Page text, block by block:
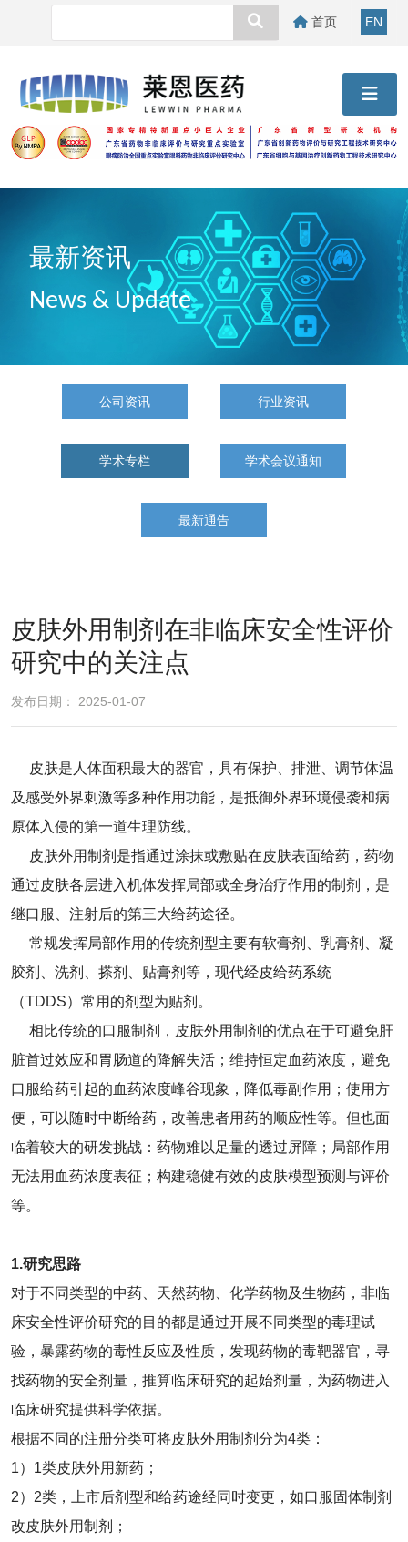
首页 EN
最新资讯
News & Update
公司资讯 行业资讯
学术专栏 学术会议通知
最新通告
皮肤外用制剂在非临床安全性评价
研究中的关注点
发布日期： 2025-01-07
皮肤是人体面积最大的器官，具有保护、排泄、调节体温
及感受外界刺激等多种作用功能，是抵御外界环境侵袭和病
原体入侵的第一道生理防线。
皮肤外用制剂是指通过涂抹或敷贴在皮肤表面给药，药物
通过皮肤各层进入机体发挥局部或全身治疗作用的制剂，是
继口服、注射后的第三大给药途径。
常规发挥局部作用的传统剂型主要有软膏剂、乳膏剂、凝
胶剂、洗剂、搽剂、贴膏剂等，现代经皮给药系统
（TDDS）常用的剂型为贴剂。
相比传统的口服制剂，皮肤外用制剂的优点在于可避免肝
脏首过效应和胃肠道的降解失活；维持恒定血药浓度，避免
口服给药引起的血药浓度峰谷现象，降低毒副作用；使用方
便，可以随时中断给药，改善患者用药的顺应性等。但也面
临着较大的研发挑战：药物难以足量的透过屏障；局部作用
无法用血药浓度表征；构建稳健有效的皮肤模型预测与评价
等。
1.研究思路
对于不同类型的中药、天然药物、化学药物及生物药，非临
床安全性评价研究的目的都是通过开展不同类型的毒理试
验，暴露药物的毒性反应及性质，发现药物的毒靶器官，寻
找药物的安全剂量，推算临床研究的起始剂量，为药物进入
临床研究提供科学依据。
根据不同的注册分类可将皮肤外用制剂分为4类：
1）1类皮肤外用新药；
2）2类，上市后剂型和给药途经同时变更，如口服固体制剂
改皮肤外用制剂；